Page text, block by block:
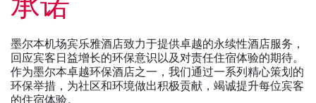
墨尔本机场宾乐雅酒店致力于提供卓越的永续性酒店服务，
回应宾客日益增长的环保意识以及对责任住宿体验的期待。
作为墨尔本卓越环保酒店之一，我们通过一系列精心策划的
环保举措，为社区和环境做出积极贡献，竭诚提升每位宾客
的住宿体验。